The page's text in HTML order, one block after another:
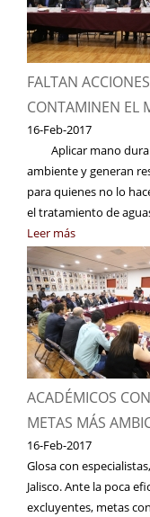
FALTAN
CONTAMINEN EL
16-Feb-2017
Aplicar mano dura
ambiente y generan
para quienes no lo
el tratamiento de
Leer más
ACADÉMICOS
METAS MÁS
16-Feb-2017
Glosa con
Jalisco. Ante la poca
excluyentes, metas